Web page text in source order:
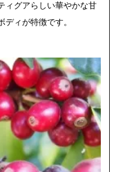
ィグアらしい華やかな甘
ィが特徴です。